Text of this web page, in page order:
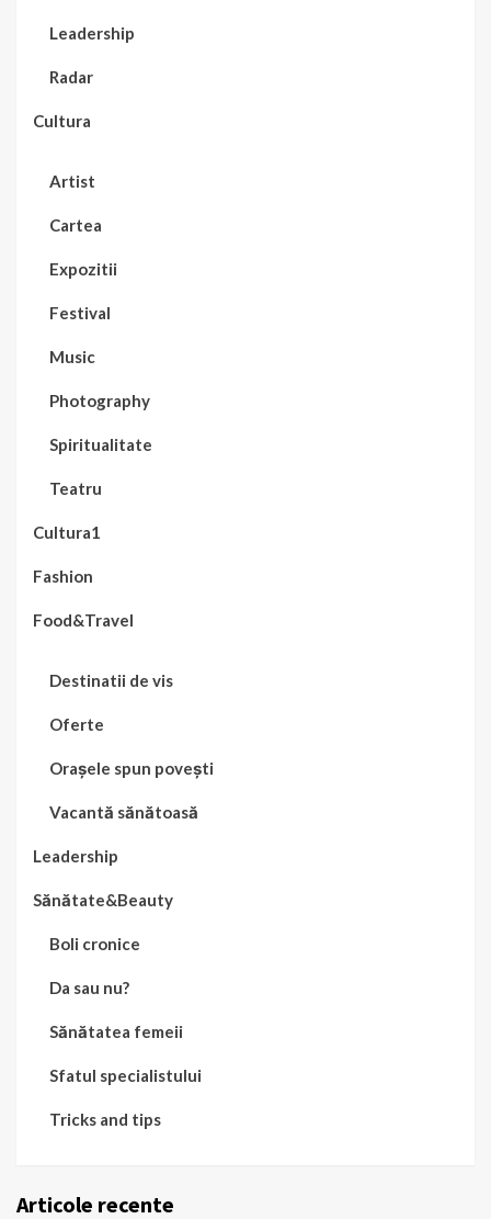
Leadership
Radar
Cultura
Artist
Cartea
Expozitii
Festival
Music
Photography
Spiritualitate
Teatru
Cultura1
Fashion
Food&Travel
Destinatii de vis
Oferte
Orașele spun povești
Vacantă sănătoasă
Leadership
Sănătate&Beauty
Boli cronice
Da sau nu?
Sănătatea femeii
Sfatul specialistului
Tricks and tips
Articole recente